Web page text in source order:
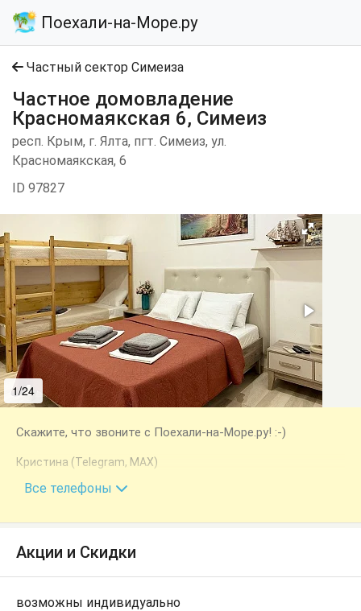
Поехали-на-Море.ру
Частный сектор Симеиза
Частное домовладение
Красномаякская 6, Симеиз
респ. Крым, г. Ялта, пгт. Симеиз, ул.
Красномаякская, 6
ID 97827
1/24
Скажите, что звоните с Поехали-на-Море.ру! :-)
Кристина (Telegram, MAX)
+7 (999) 203-78-48
Все телефоны
Акции и Скидки
возможны индивидуально